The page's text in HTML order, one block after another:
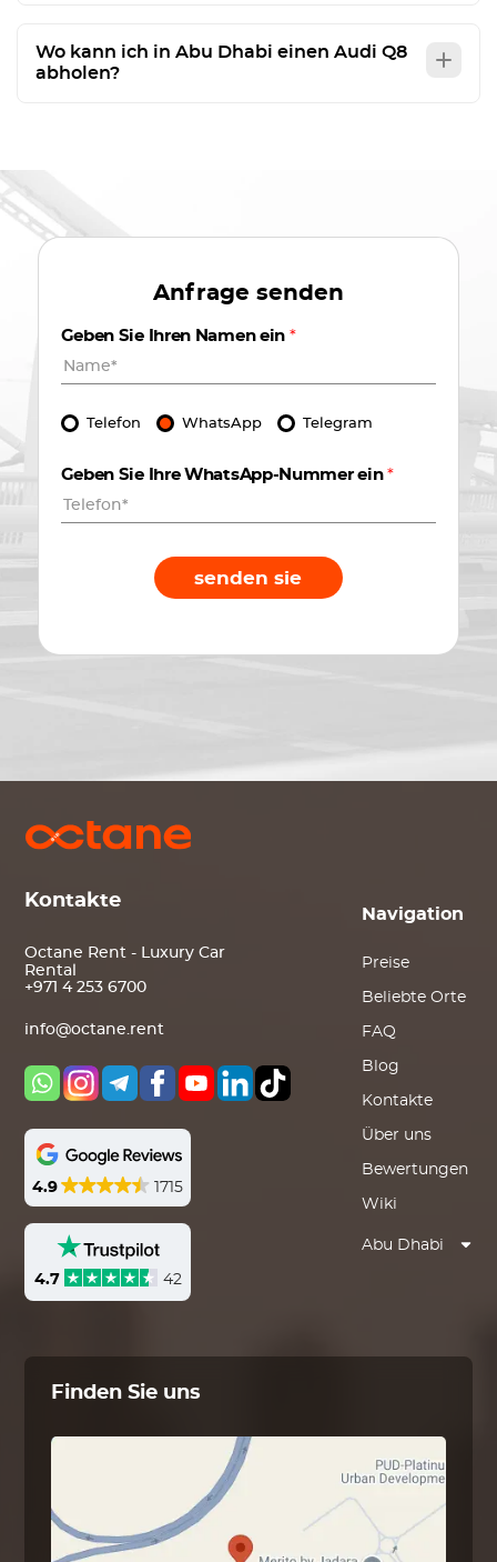
Wo kann ich in Abu Dhabi einen Audi Q8
abholen?
Anfrage senden
Geben Sie Ihren Namen ein *
Telefon WhatsApp Telegram
Geben Sie Ihre WhatsApp-Nummer ein*
senden sie
Kontakte
Octane Rent - Luxury Car
Rental
+971 4 253 6700
info@octane.rent
4.9 1715
4.7 42
Navigation
Preise
Beliebte Orte
FAQ
Blog
Kontakte
Über uns
Bewertungen
Wiki
Abu Dhabi
Finden Sie uns